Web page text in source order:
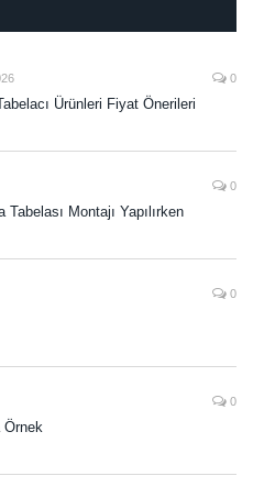
0
Ürünleri Fiyat Önerileri
0
Tabelası Montajı Yapılırken
0
0
Örnek